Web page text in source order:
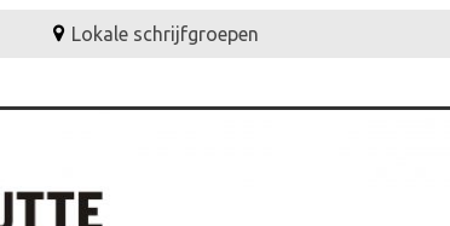
Lokale schrijfgroepen